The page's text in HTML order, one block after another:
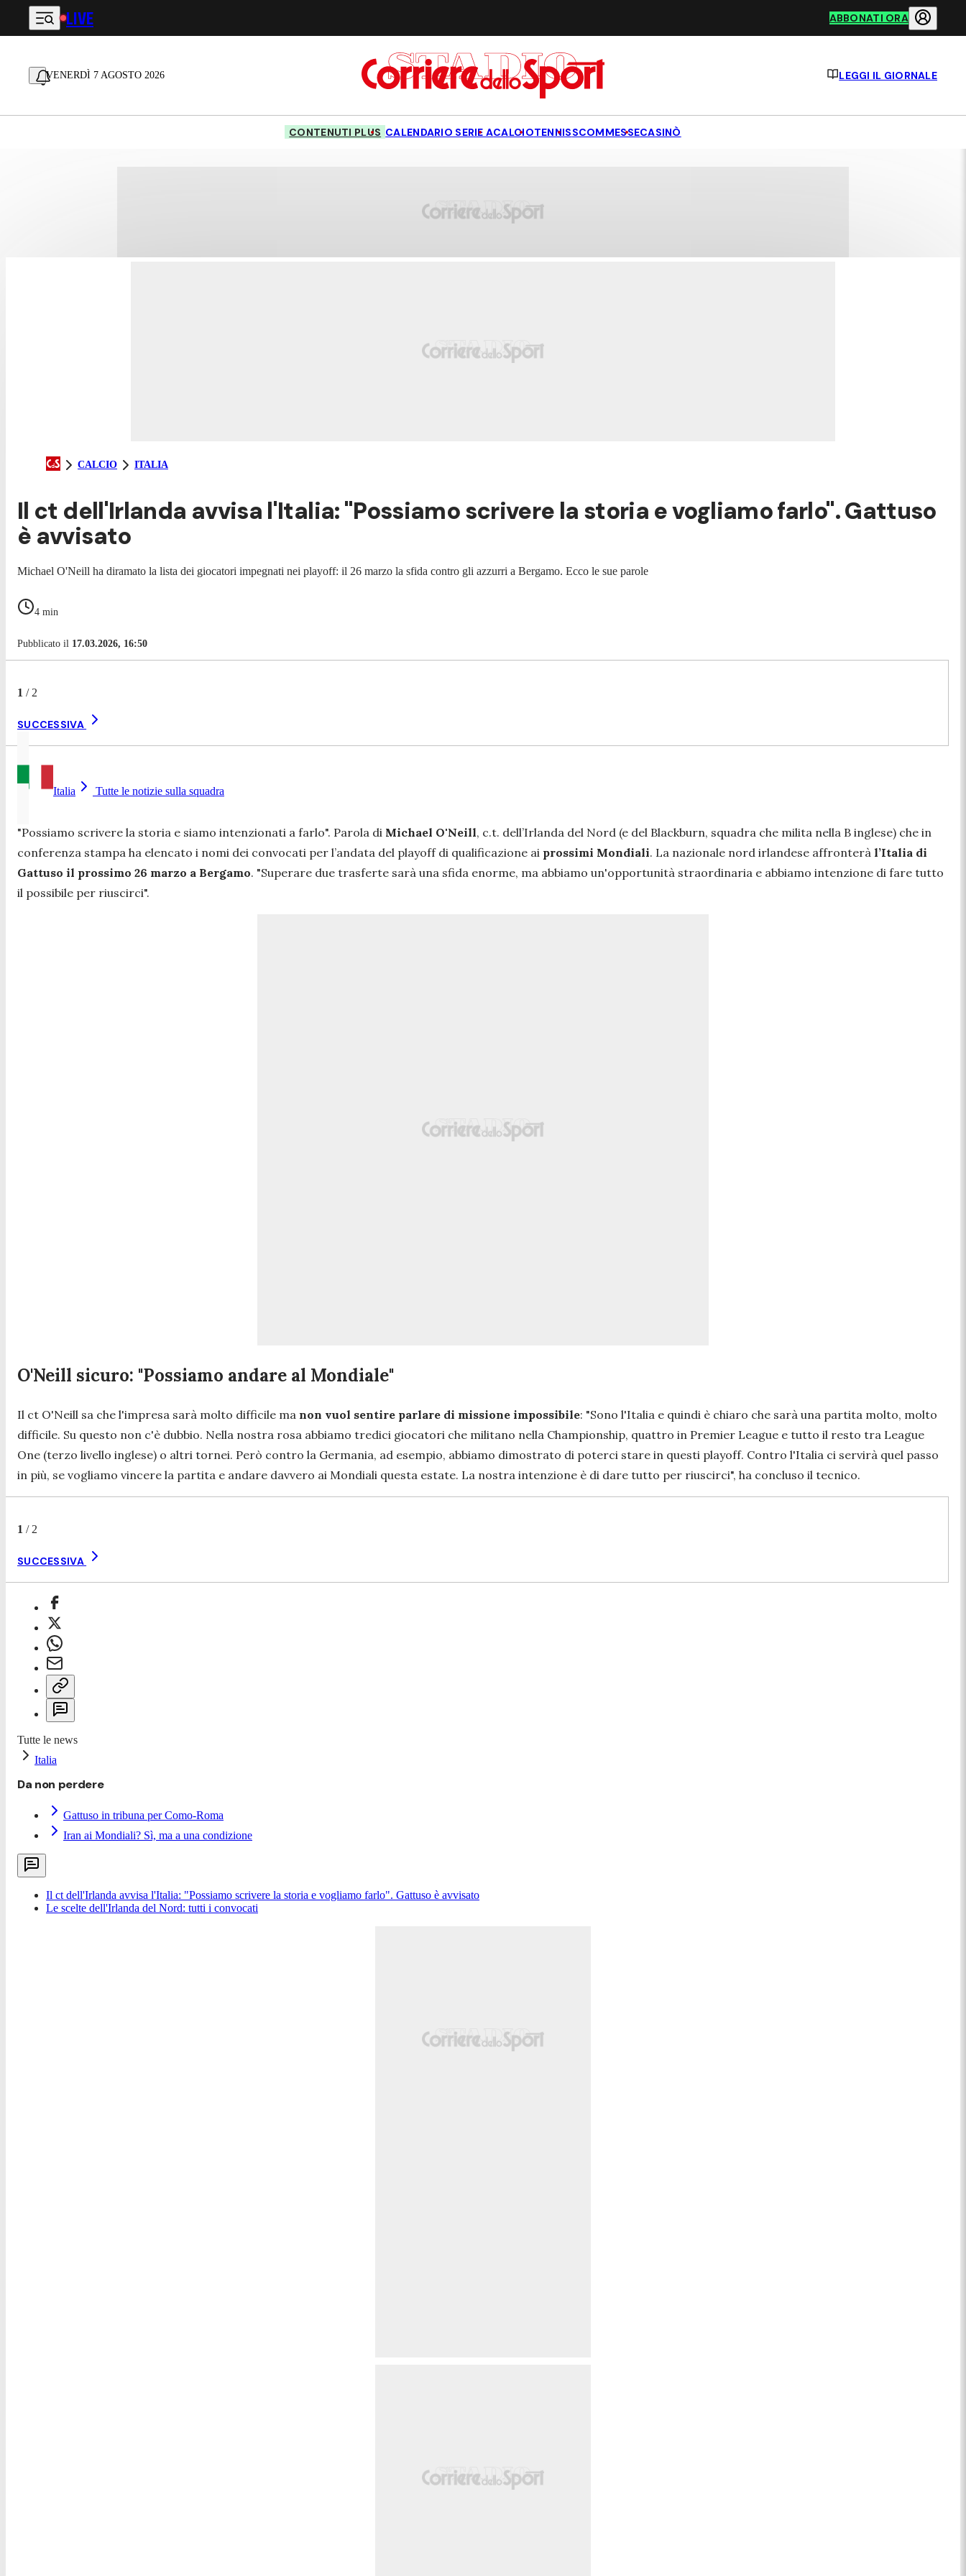
Vai al contenuto principale
LIVE ABBONATI ORA
VENERDÌ 7 AGOSTO 2026 LEGGI IL GIORNALE
CONTENUTI PLUS CALENDARIO SERIE ACALCIOTENNISSCOMMESSECASINÒ
CALCIO ITALIA
Il ct dell'Irlanda avvisa l'Italia: "Possiamo scrivere la storia e vogliamo farlo". Gattuso
è avvisato
Michael O'Neill ha diramato la lista dei giocatori impegnati nei playoff: il 26 marzo la sfida contro gli azzurri a Bergamo. Ecco le sue parole
4 min
Pubblicato il 17.03.2026, 16:50
1 / 2
SUCCESSIVA
Italia Tutte le notizie sulla squadra
"Possiamo scrivere la storia e siamo intenzionati a farlo". Parola di Michael O'Neill, c.t. dell’Irlanda del Nord (e del Blackburn, squadra che milita nella B inglese) che in
conferenza stampa ha elencato i nomi dei convocati per l’andata del playoff di qualificazione ai prossimi Mondiali. La nazionale nord irlandese affronterà l’Italia di
Gattuso il prossimo 26 marzo a Bergamo. "Superare due trasferte sarà una sfida enorme, ma abbiamo un'opportunità straordinaria e abbiamo intenzione di fare tutto
il possibile per riuscirci".
O'Neill sicuro: "Possiamo andare al Mondiale"
Il ct O'Neill sa che l'impresa sarà molto difficile ma non vuol sentire parlare di missione impossibile: "Sono l'Italia e quindi è chiaro che sarà una partita molto, molto
difficile. Su questo non c'è dubbio. Nella nostra rosa abbiamo tredici giocatori che militano nella Championship, quattro in Premier League e tutto il resto tra League
One (terzo livello inglese) o altri tornei. Però contro la Germania, ad esempio, abbiamo dimostrato di poterci stare in questi playoff. Contro l'Italia ci servirà quel passo
in più, se vogliamo vincere la partita e andare davvero ai Mondiali questa estate. La nostra intenzione è di dare tutto per riuscirci", ha concluso il tecnico.
1 /2
SUCCESSIVA
Tutte le news
Italia
Da non perdere
Gattuso in tribuna per Como-Roma
Iran ai Mondiali? Sì, ma a una condizione
Il ct dell'Irlanda avvisa l'Italia: "Possiamo scrivere la storia e vogliamo farlo". Gattuso è avvisato
Le scelte dell'Irlanda del Nord: tutti i convocati